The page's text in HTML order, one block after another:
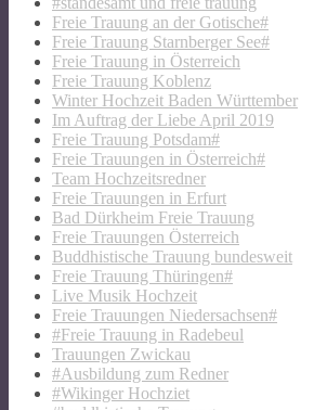
Freie Trauung an der Gotische#
Freie Trauung Starnberger See#
Freie Trauung in Österreich
Freie Trauung Koblenz
Winter Hochzeit Baden Württember
Im Auftrag der Liebe April 2019
Freie Trauung Potsdam#
Freie Trauungen in Österreich#
Team Hochzeitsredner
Freie Trauungen in Erfurt
Bad Dürkheim Freie Trauung
Freie Trauungen Österreich
Buddhistische Trauung bundesweit
Freie Trauung Thüringen#
Live Musik Hochzeit
Freie Trauungen Niedersachsen#
#Freie Trauung in Radebeul
Trauungen Zwickau
#Ausbildung zum Redner
#Wikinger Hochziet